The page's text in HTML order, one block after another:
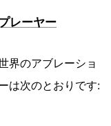
レーヤー
界のアブレーショ
は次のとおりです: